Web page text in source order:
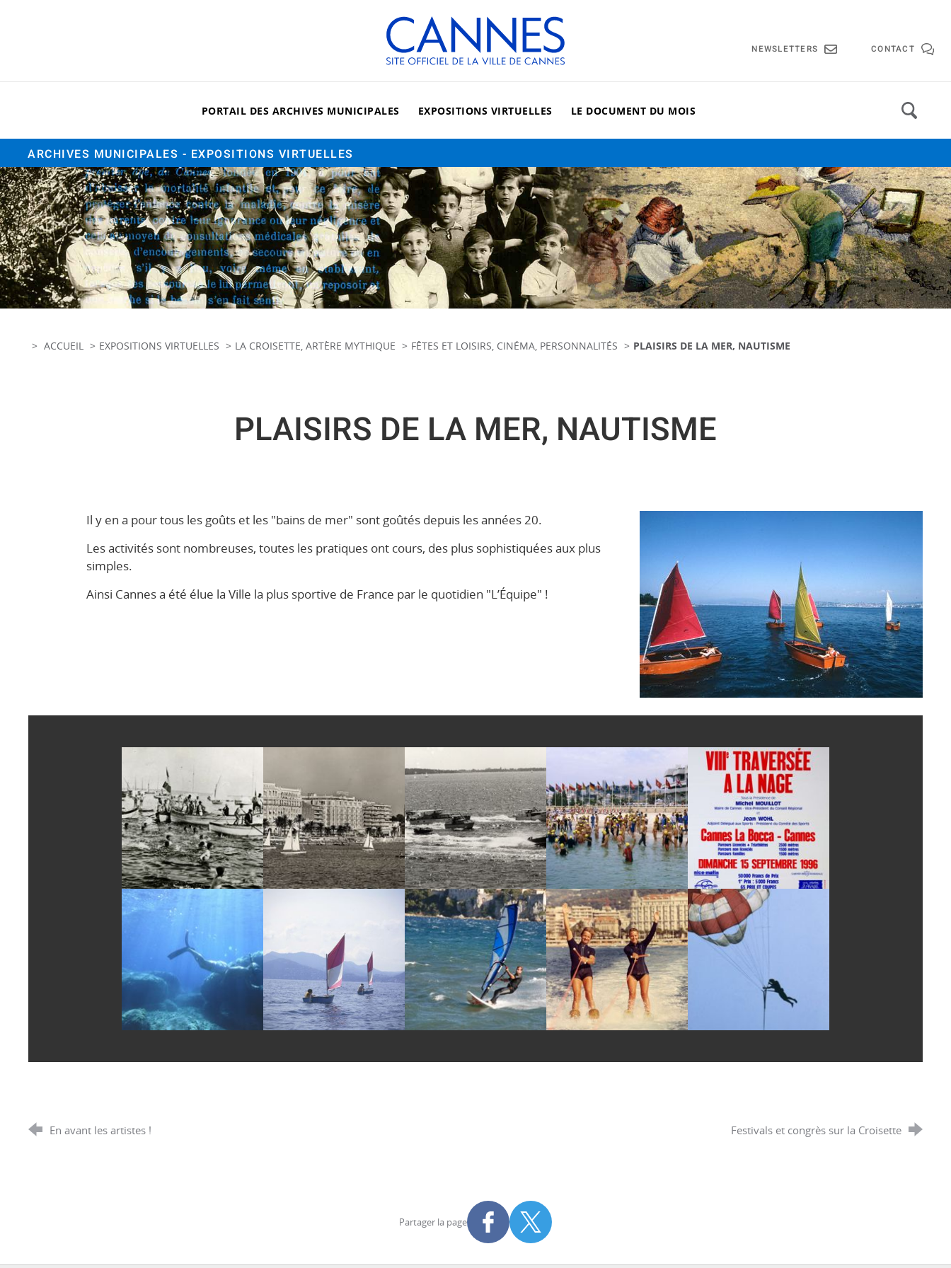
NEWSLETTERS CONTACT
ARCHIVES MUNICIPALES - EXPOSITIONS VIRTUELLES
PORTAIL DES ARCHIVES MUNICIPALES EXPOSITIONS VIRTUELLES LE DOCUMENT DU MOIS
ACCUEIL EXPOSITIONS VIRTUELLES LA CROISETTE, ARTÈRE MYTHIQUE FÊTES ET LOISIRS, CINÉMA, PERSONNALITÉS PLAISIRS DE LA MER, NAUTISME
PLAISIRS DE LA MER, NAUTISME
Il y en a pour tous les goûts et les "bains de mer" sont goûtés depuis les années 20.
Les activités sont nombreuses, toutes les pratiques ont cours, des plus sophistiquées aux plus
simples.
Ainsi Cannes a été élue la Ville la plus sportive de France par le quotidien "L’Équipe" !
En avant les artistes ! Festivals et congrès sur la Croisette
Partager la page
Partager sur Facebook
Partager sur X